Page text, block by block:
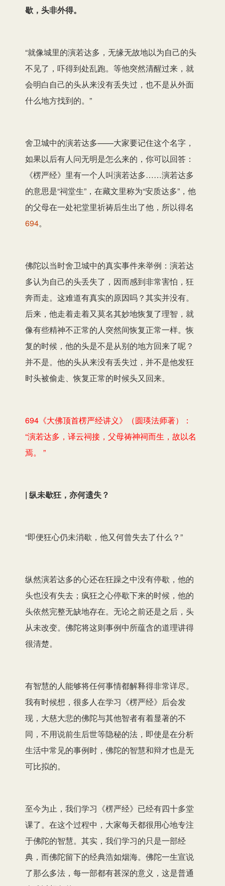
歇，头非外得。
“就像城里的演若达多，无缘无故地以为自己的头
不见了，吓得到处乱跑。等他突然清醒过来，就
会明白自己的头从来没有丢失过，也不是从外面
什么地方找到的。”
舍卫城中的演若达多——大家要记住这个名字，
如果以后有人问无明是怎么来的，你可以回答：
《楞严经》里有一个人叫演若达多……演若达多
的意思是“祠堂生”，在藏文里称为“安质达多”，他
的父母在一处祀堂里祈祷后生出了他，所以得名
694。
佛陀以当时舍卫城中的真实事件来举例：演若达
多认为自己的头丢失了，因而感到非常害怕，狂
奔而走。这难道有真实的原因吗？其实并没有。
后来，他走着走着又莫名其妙地恢复了理智，就
像有些精神不正常的人突然间恢复正常一样。恢
复的时候，他的头是不是从别的地方回来了呢？
并不是。他的头从来没有丢失过，并不是他发狂
时头被偷走、恢复正常的时候头又回来。
694《大佛顶首楞严经讲义》（圆瑛法师著）：
“演若达多，译云祠接，父母祷神祠而生，故以名
焉。 ”
| 纵未歇狂，亦何遗失？
“即便狂心仍未消歇，他又何曾失去了什么？”
纵然演若达多的心还在狂躁之中没有停歇，他的
头也没有失去；疯狂之心停歇下来的时候，他的
头依然完整无缺地存在。无论之前还是之后，头
从未改变。佛陀将这则事例中所蕴含的道理讲得
很清楚。
有智慧的人能够将任何事情都解释得非常详尽。
我有时候想，很多人在学习《楞严经》后会发
现，大慈大悲的佛陀与其他智者有着显著的不
同，不用说前生后世等隐秘的法，即使是在分析
生活中常见的事例时，佛陀的智慧和辩才也是无
可比拟的。
至今为止，我们学习《楞严经》已经有四十多堂
课了。在这个过程中，大家每天都很用心地专注
于佛陀的智慧。其实，我们学习的只是一部经
典，而佛陀留下的经典浩如烟海。佛陀一生宣说
了那么多法，每一部都有甚深的意义，这是普通